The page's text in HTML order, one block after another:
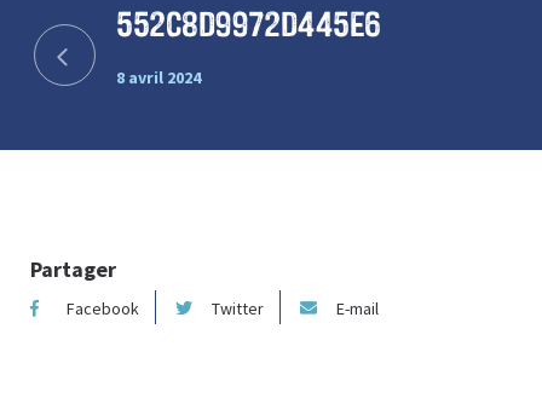
552c8d9972d445e6
8 avril 2024
Partager
Facebook Twitter E-mail